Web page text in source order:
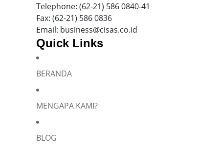
Telephone: (62-21) 586 0840-41
Fax: (62-21) 586 0836
Email: business@cisas.co.id
Quick Links
BERANDA
MENGAPA KAMI?
BLOG
Silakan isi informasi Anda dan chat dengan saya